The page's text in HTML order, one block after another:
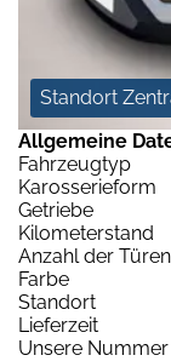
Standort
Allgemeine
Fahrzeugtyp
Karosserieform
Getriebe
Kilometerstand
Anzahl der Türen
Farbe
Standort
Lieferzeit
Unsere Nummer